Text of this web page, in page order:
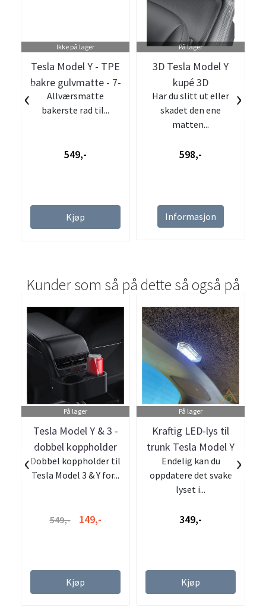
Ikke på lager
Tesla Model Y - TPE
bakre gulvmatte - 7-
seter
Allværsmatte
bakerste rad til...
549,-
Kjøp
På lager
3D Tesla Model Y
kupé 3D
allværsmatter XPE -
Kun passasjer ...
Har du slitt ut eller
skadet den ene
matten...
598,-
Informasjon
‹ ›
Kunder som så på dette så også på
På lager
Tesla Model Y & 3 -
dobbel koppholder
baksete
Dobbel koppholder til
Tesla Model 3 & Y for...
549,- 149,-
Kjøp
På lager
Kraftig LED-lys til
trunk Tesla Model Y
Endelig kan du
oppdatere det svake
lyset i...
349,-
Kjøp
‹ ›